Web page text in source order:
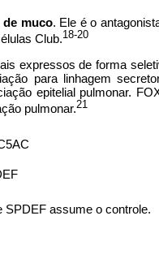
muco. Ele é o
Club.18-20
expressos de forma
para linhagem
epitelial pulmonar.
pulmonar.21
SPDEF assume o controle.